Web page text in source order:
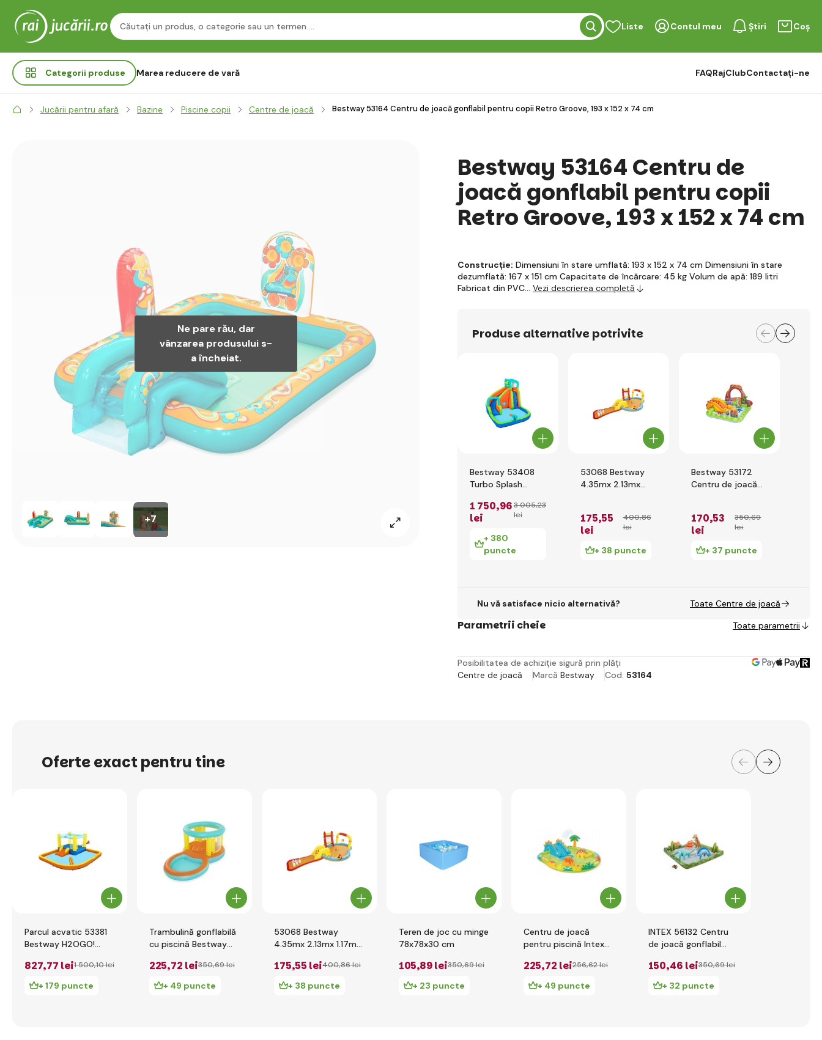
Liste Contul meu Știri Coș
Categorii produse Marea reducere de vară FAQRajClubContactați-ne
Jucării pentru afară Bazine Piscine copii Centre de joacă Bestway 53164 Centru de joacă gonflabil pentru copii Retro Groove, 193 x 152 x 74 cm
+7
Ne pare rău, dar
vânzarea produsului s-
a încheiat.
Bestway 53164 Centru de
joacă gonflabil pentru copii
Retro Groove, 193 x 152 x 74 cm
Construcție: Dimensiuni în stare umflată: 193 x 152 x 74 cm Dimensiuni în stare
dezumflată: 167 x 151 cm Capacitate de încărcare: 45 kg Volum de apă: 189 litri
Fabricat din PVC… Vezi descrierea completă
Produse alternative potrivite
Bestway 53408
Turbo Splash
365 x 320 x 270
cm
1 750,96
lei
3 005,23
lei
+ 380
puncte
53068 Bestway
4.35mx 2.13mx
175,55
lei
400,86
lei
+ 38 puncte
Bestway 53172
Centru de joacă
170,53
lei
350,69
lei
+ 37 puncte
Nu vă satisface nicio alternativă? Toate Centre de joacă
Parametrii cheie Toate parametrii
Posibilitatea de achiziție sigură prin plăți
Centre de joacă
Marcă Bestway Cod: 53164
Oferte exact pentru tine
Parcul acvatic 53381
Bestway H2OGO!
Beach Bounce
827,77 lei1 500,10 lei
+ 179 puncte
Trambulină gonflabilă
cu piscină Bestway
1.02m
225,72 lei350,69 lei
+ 49 puncte
53068 Bestway
4.35mx 2.13mx 1.17m
'Champ
175,55 lei400,86 lei
+ 38 puncte
Teren de joc cu minge
78x78x30 cm
105,89 lei350,69 lei
+ 23 puncte
Centru de joacă
pentru piscină Intex
191x152x58 cm
225,72 lei256,62 lei
+ 49 puncte
INTEX 56132 Centru
de joacă gonflabil
150,46 lei350,69 lei
+ 32 puncte